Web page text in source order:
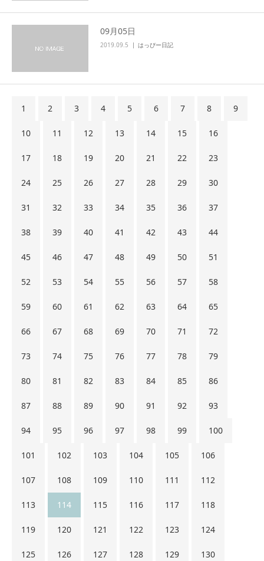
09月05日
2019.09.5 はっぴー日記
1 2 3 4 5 6 7 8 9
10 11 12 13 14 15 16
17 18 19 20 21 22 23
24 25 26 27 28 29 30
31 32 33 34 35 36 37
38 39 40 41 42 43 44
45 46 47 48 49 50 51
52 53 54 55 56 57 58
59 60 61 62 63 64 65
66 67 68 69 70 71 72
73 74 75 76 77 78 79
80 81 82 83 84 85 86
87 88 89 90 91 92 93
94 95 96 97 98 99 100
101 102 103 104 105 106
107 108 109 110 111 112
113 114 115 116 117 118
119 120 121 122 123 124
125 126 127 128 129 130